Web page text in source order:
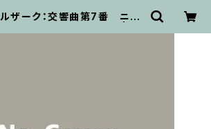
ルザーク：交響曲第7番 ニ短